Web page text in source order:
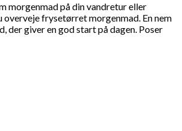
morgenmad på din vandretur eller
overveje frysetørret morgenmad. En nem
der giver en god start på dagen. Poser